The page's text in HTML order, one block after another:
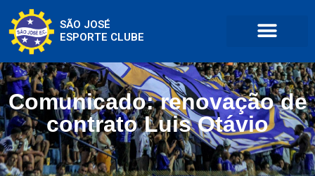
SÃO JOSÉ
ESPORTE CLUBE
Comunicado: renovação de
contrato Luis Otávio